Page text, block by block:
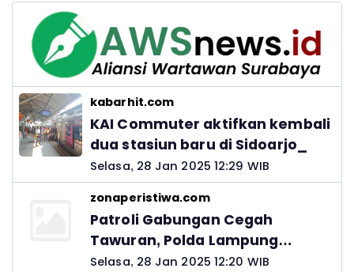
kabarhit.com
KAI Commuter aktifkan kembali
dua stasiun baru di Sidoarjo_
Selasa, 28 Jan 2025 12:29 WIB
zonaperistiwa.com
Patroli Gabungan Cegah
Tawuran, Polda Lampung
Ingatkan Peran Orang Tua
Selasa, 28 Jan 2025 12:20 WIB